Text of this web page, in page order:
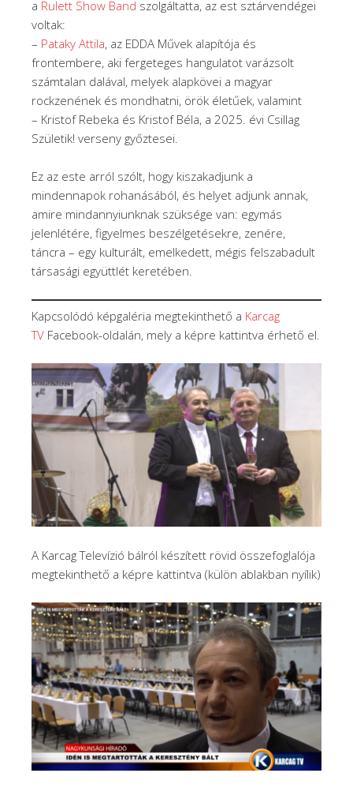
a Rulett Show Band szolgáltatta, az est sztárvendégei
voltak:
– Pataky Attila, az EDDA Művek alapítója és
frontembere, aki fergeteges hangulatot varázsolt
számtalan dalával, melyek alapkövei a magyar
rockzenének és mondhatni, örök életűek, valamint
– Kristof Rebeka és Kristof Béla, a 2025. évi Csillag
Születik! verseny győztesei.
Ez az este arról szólt, hogy kiszakadjunk a
mindennapok rohanásából, és helyet adjunk annak,
amire mindannyiunknak szüksége van: egymás
jelenlétére, figyelmes beszélgetésekre, zenére,
táncra – egy kulturált, emelkedett, mégis felszabadult
társasági együttlét keretében.
Kapcsolódó képgaléria megtekinthető a Karcag
TV Facebook-oldalán, mely a képre kattintva érhető el.
A Karcag Televízió bálról készített rövid összefoglalója
megtekinthető a képre kattintva (külön ablakban nyílik)